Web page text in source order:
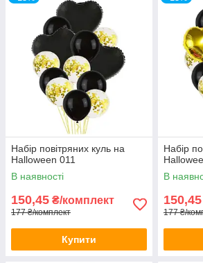
Набір повітряних куль на
Halloween 011
В наявності
150,45 ₴/комплект
177 ₴/комплект
Купити
Набір
В
150,45
177 ₴/